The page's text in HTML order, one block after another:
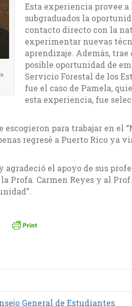
Esta experiencia provee
subgraduados la
contacto directo con la
experimentar nuevas
aprendizaje. Además, trae
posible oportunidad de
Servicio Forestal de los
fue el caso de Pamela,
esta experiencia, fue
escogieron para trabajar en el
regresé a Puerto Rico ya
el apoyo de sus
Profa. Carmen Reyes y al
General de Estudiantes